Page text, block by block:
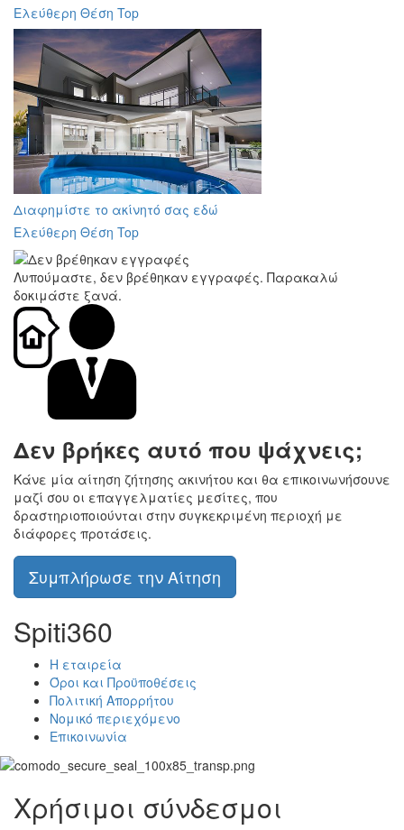
Ελεύθερη Θέση Top
Διαφημίστε το ακίνητό σας εδώ
Ελεύθερη Θέση Top
Λυπούμαστε, δεν βρέθηκαν εγγραφές. Παρακαλώ
δοκιμάστε ξανά.
Δεν βρήκες αυτό που ψάχνεις;
Κάνε μία αίτηση ζήτησης ακινήτου και θα επικοινωνήσουνε
μαζί σου οι επαγγελματίες μεσίτες, που
δραστηριοποιούνται στην συγκεκριμένη περιοχή με
διάφορες προτάσεις.
Συμπλήρωσε την Αίτηση
Spiti360
Η εταιρεία
Όροι και Προϋποθέσεις
Πολιτική Απορρήτου
Νομικό περιεχόμενο
Επικοινωνία
Χρήσιμοι σύνδεσμοι